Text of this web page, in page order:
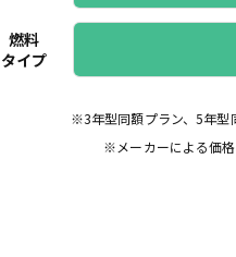
燃料
タイプ
※3年型同額プラン、5年型
※メーカーによる価格